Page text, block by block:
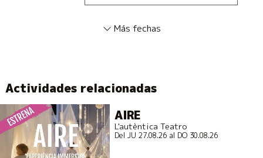
Más fechas
Actividades relacionadas
AIRE
L'autèntica Teatro
Del JU 27.08.26al DO 30.08.26